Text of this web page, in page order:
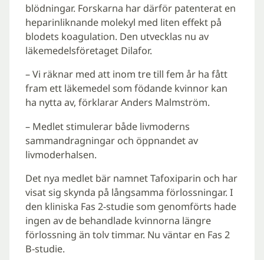
blödningar. Forskarna har därför patenterat en
heparinliknande molekyl med liten effekt på
blodets koagulation. Den utvecklas nu av
läkemedelsföretaget Dilafor.
– Vi räknar med att inom tre till fem år ha fått
fram ett läkemedel som födande kvinnor kan
ha nytta av, förklarar Anders Malmström.
– Medlet stimulerar både livmoderns
sammandragningar och öppnandet av
livmoderhalsen.
Det nya medlet bär namnet Tafoxiparin och har
visat sig skynda på långsamma förlossningar. I
den kliniska Fas 2-studie som genomförts hade
ingen av de behandlade kvinnorna längre
förlossning än tolv timmar. Nu väntar en Fas 2
B-studie.